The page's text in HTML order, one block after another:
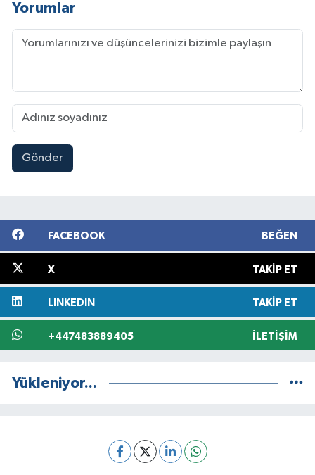
Yorumlar
Gönder
FACEBOOK BEĞEN
X TAKIP ET
LINKEDIN TAKIP ET
+447483889405 İLETIŞIM
Yükleniyor...